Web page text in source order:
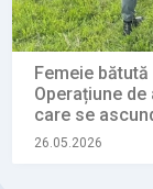
Femeie
Operațiune
care se
26.05.2026